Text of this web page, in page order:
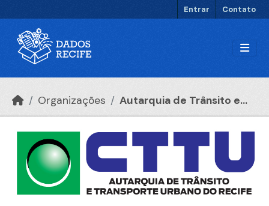
Entrar Contato
Organizações Autarquia de Trânsito e...